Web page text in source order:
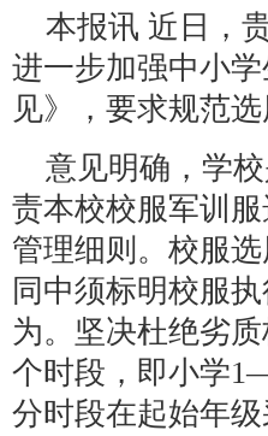
本报讯 近日，
进一步加强中小
见》，要求规范
意见明确，学
责本校校服军训
管理细则。校服
同中须标明校服
为。坚决杜绝劣
个时段，即小学
分时段在起始年